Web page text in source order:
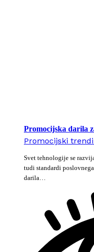
Promocijska darila
Promocijski trendi
Svet tehnologije se
tudi standardi
darila…